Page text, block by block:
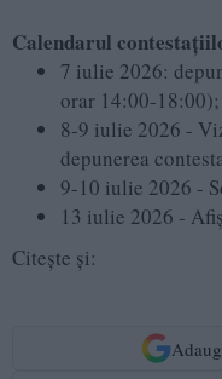
Calendarul
7 iulie 2026:
orar 14:00-18:00);
8-9 iulie 2026 -
depunerea
9-10 iulie 2026 -
13 iulie 2026 -
Citește și: